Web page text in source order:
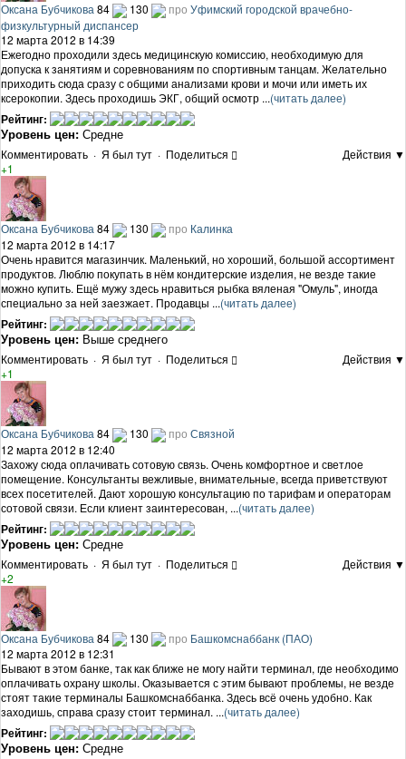
Оксана Бубчикова 84 130 про Уфимский городской врачебно-
физкультурный диспансер
12 марта 2012 в 14:39
Ежегодно проходили здесь медицинскую комиссию, необходимую для
допуска к занятиям и соревнованиям по спортивным танцам. Желательно
приходить сюда сразу с общими анализами крови и мочи или иметь их
ксерокопии. Здесь проходишь ЭКГ, общий осмотр ...(читать далее)
Рейтинг:
Уровень цен: Средне
Комментировать · Я был тут · Поделиться
Действия ▼
+1
Оксана Бубчикова 84 130 про Калинка
12 марта 2012 в 14:17
Очень нравится магазинчик. Маленький, но хороший, большой ассортимент
продуктов. Люблю покупать в нём кондитерские изделия, не везде такие
можно купить. Ещё мужу здесь нравиться рыбка вяленая "Омуль", иногда
специально за ней заезжает. Продавцы ...(читать далее)
Рейтинг:
Уровень цен: Выше среднего
Комментировать · Я был тут · Поделиться
Действия ▼
+1
Оксана Бубчикова 84 130 про Связной
12 марта 2012 в 12:40
Захожу сюда оплачивать сотовую связь. Очень комфортное и светлое
помещение. Консультанты вежливые, внимательные, всегда приветствуют
всех посетителей. Дают хорошую консультацию по тарифам и операторам
сотовой связи. Если клиент заинтересован, ...(читать далее)
Рейтинг:
Уровень цен: Средне
Комментировать · Я был тут · Поделиться
Действия ▼
+2
Оксана Бубчикова 84 130 про Башкомснаббанк (ПАО)
12 марта 2012 в 12:31
Бывают в этом банке, так как ближе не могу найти терминал, где необходимо
оплачивать охрану школы. Оказывается с этим бывают проблемы, не везде
стоят такие терминалы Башкомснаббанка. Здесь всё очень удобно. Как
заходишь, справа сразу стоит терминал. ...(читать далее)
Рейтинг:
Уровень цен: Средне